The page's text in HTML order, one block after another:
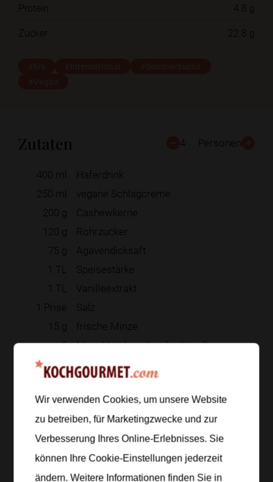
Protein
4.8 g
Zucker
22.8 g
Zutaten 4 Personen
400 ml
Haferdrink
250 ml
vegane Schlagcreme
200 g
Cashewkerne
120 g
Rohrzucker
75 g
Agavendicksaft
1 TL
Speisestärke
1 TL
Vanilleextrakt
1 Prise
Salz
15 g
frische Minze
2
Msp. Matchapulver (optional)
50g Zartbitterschokolade, gehackt
Zur Einkaufsliste hinzufügen
Zubereitung
Wir verwenden Cookies, um unsere Website
zu betreiben, für Marketingzwecke und zur
Verbesserung Ihres Online-Erlebnisses. Sie
können Ihre Cookie-Einstellungen jederzeit
ändern. Weitere Informationen finden Sie in